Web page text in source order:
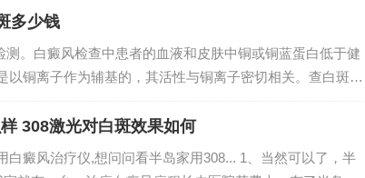
。3...
多少钱
。白癜风检查中患者的血液和皮肤中铜或铜蓝蛋白低于健
以铜离子作为辅基的，其活性与铜离子密切相关。查白斑的
如下检查；伍德灯检查。span您好，需要的，确诊白癜风的
癜...308激光对白斑效果如何
白癜风治疗仪,想问问看半岛家用308... 1、当然可以了，半